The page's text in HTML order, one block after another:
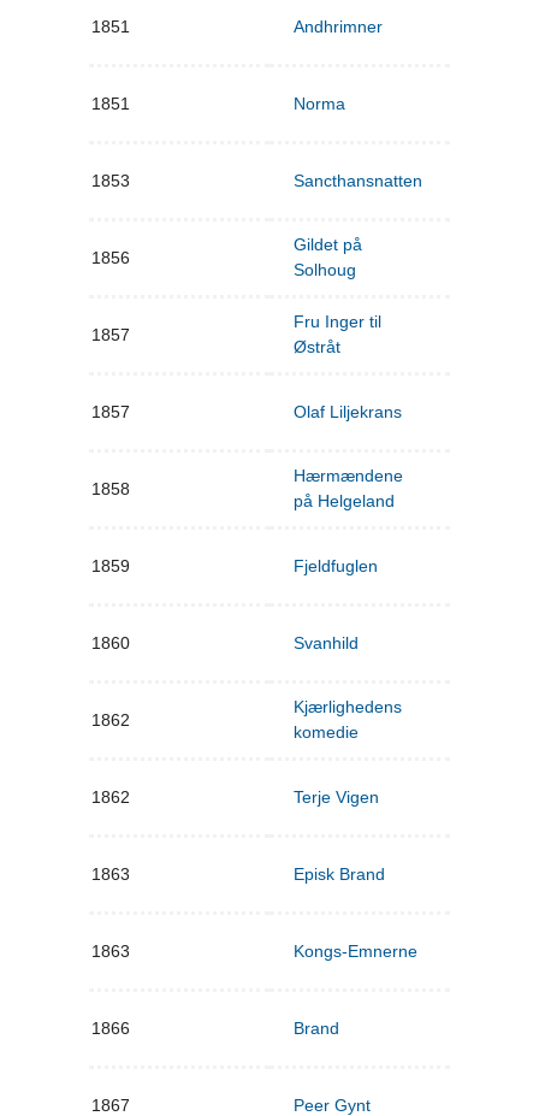
1851 Andhrimner
1851 Norma
1853 Sancthansnatten
1856
Gildet på
Solhoug
1857
Fru Inger til
Østråt
1857 Olaf Liljekrans
1858
Hærmændene
på Helgeland
1859 Fjeldfuglen
1860 Svanhild
1862
Kjærlighedens
komedie
1862 Terje Vigen
1863 Episk Brand
1863 Kongs-Emnerne
1866 Brand
1867 Peer Gynt